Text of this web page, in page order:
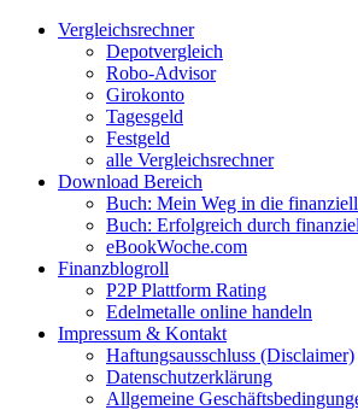
Zum
Facebook
Twitter
Instagram
Pinterest
YouTubeVergleichsrechner
Depotvergleich
Robo-Advisor
Girokonto
Tagesgeld
Festgeld
alle Vergleichsrechner
Download Bereich
Buch: Mein Weg in die
Buch: Erfolgreich durch
eBookWoche.com
Finanzblogroll
P2P Plattform Rating
Edelmetalle online handeln
Impressum & Kontakt
Haftungsausschluss (Disclaimer)
Datenschutzerklärung
Allgemeine